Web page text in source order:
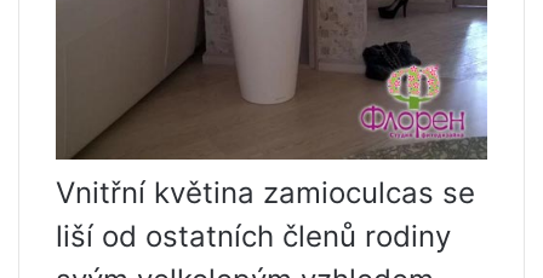
Vnitřní květina zamioculcas se
liší od ostatních členů rodiny